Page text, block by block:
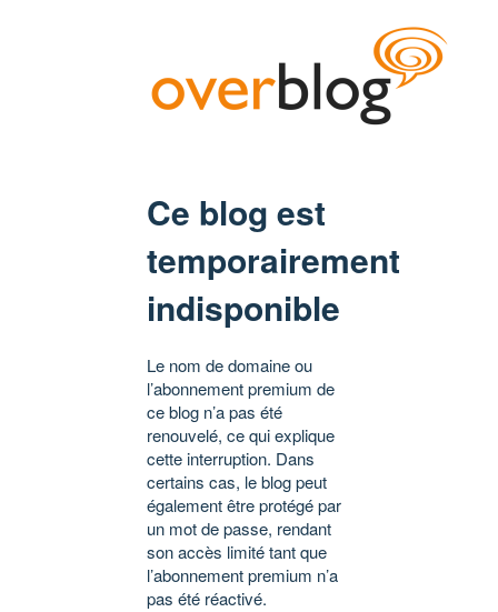
Ce blog est
temporairement
indisponible
Le nom de domaine ou
l’abonnement premium de
ce blog n’a pas été
renouvelé, ce qui explique
cette interruption. Dans
certains cas, le blog peut
également être protégé par
un mot de passe, rendant
son accès limité tant que
l’abonnement premium n’a
pas été réactivé.